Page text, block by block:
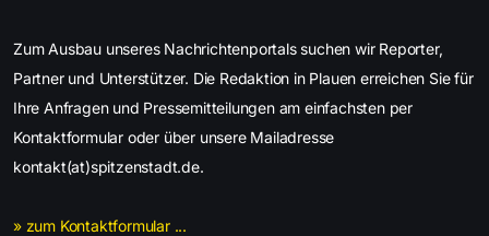
Zum Ausbau unseres Nachrichtenportals suchen wir Reporter,
Partner und Unterstützer. Die Redaktion in Plauen erreichen Sie für
Ihre Anfragen und Pressemitteilungen am einfachsten per
Kontaktformular oder über unsere Mailadresse
kontakt(at)spitzenstadt.de.
» zum Kontaktformular ...